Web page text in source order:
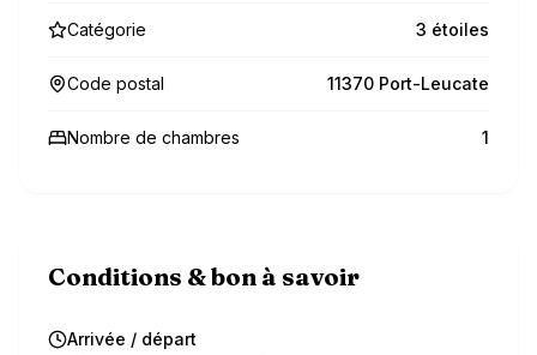
Catégorie 3 étoiles
Code postal 11370 Port-Leucate
Nombre de chambres 1
Conditions & bon à savoir
Arrivée / départ